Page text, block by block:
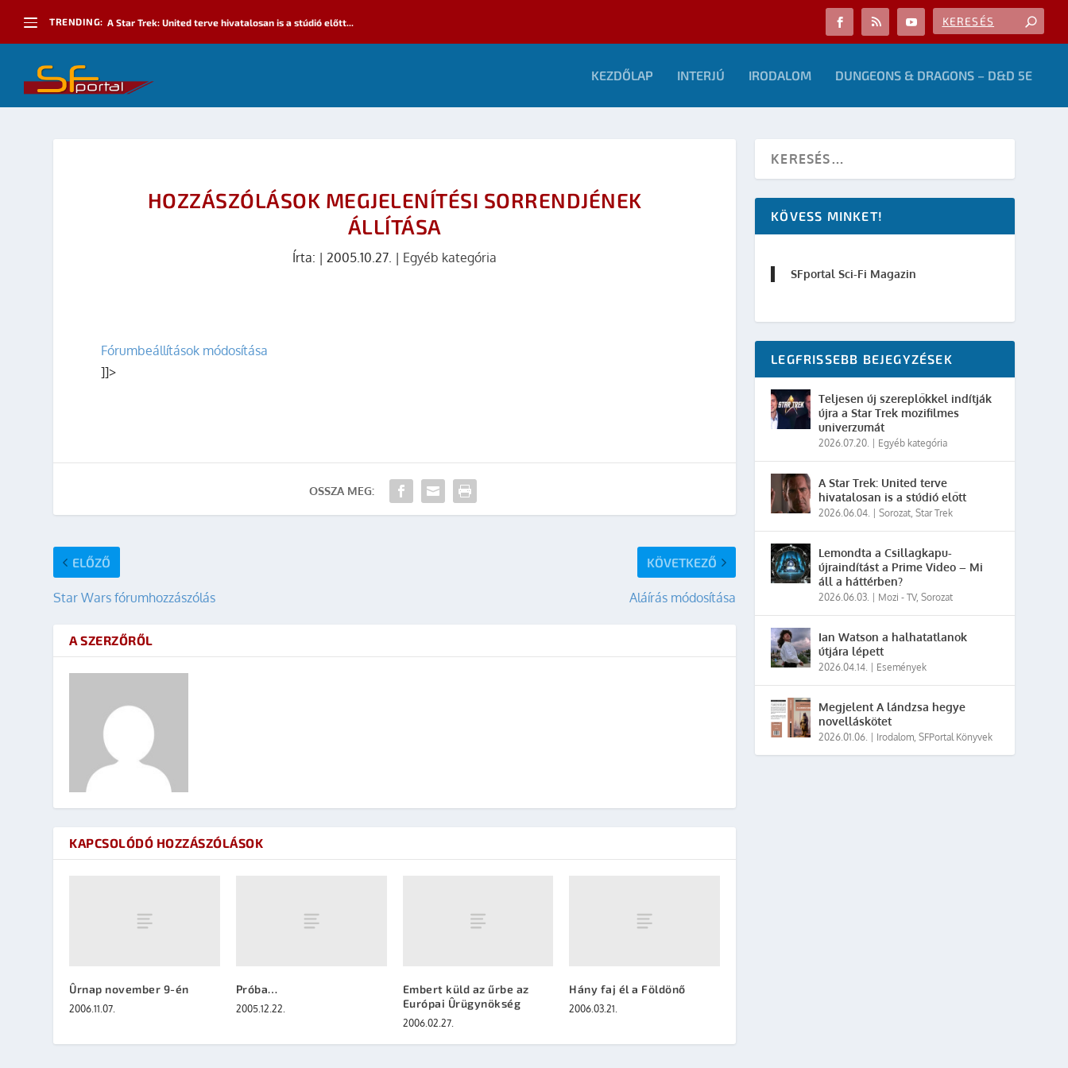
TRENDING: A Star Trek: United terve hivatalosan is a stúdió előtt...
KEZDŐLAP INTERJÚ IRODALOM DUNGEONS & DRAGONS – D&D 5E
HOZZÁSZÓLÁSOK MEGJELENÍTÉSI SORRENDJÉNEK
ÁLLÍTÁSA
Írta: |2005.10.27. | Egyéb kategória
Fórumbeállítások módosítása
]]>
OSSZA MEG:
ELŐZŐ
Star Wars fórumhozzászólás
KÖVETKEZŐ
Aláírás módosítása
A SZERZŐRŐL
KAPCSOLÓDÓ HOZZÁSZÓLÁSOK
Ûrnap november 9-én
2006.11.07.
Próba…
2005.12.22.
Embert küld az űrbe az
Európai Ûrügynökség
2006.02.27.
Hány faj él a Földönő
2006.03.21.
KÖVESS MINKET!
SFportal Sci-Fi Magazin
LEGFRISSEBB BEJEGYZÉSEK
Teljesen új szereplőkkel indítják
újra a Star Trek mozifilmes
univerzumát
2026.07.20. Egyéb kategória
A Star Trek: United terve
hivatalosan is a stúdió előtt
2026.06.04. |Sorozat,Star Trek
Lemondta a Csillagkapu-
újraindítást a Prime Video – Mi
áll a háttérben?
2026.06.03. Mozi - TV,Sorozat
Ian Watson a halhatatlanok
útjára lépett
2026.04.14. Események
Megjelent A lándzsa hegye
novelláskötet
2026.01.06. Irodalom,SFPortal Könyvek